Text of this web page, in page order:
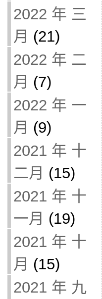
2022 年 三
月 (21)
2022 年 二
月 (7)
2022 年 一
月 (9)
2021 年 十
二月 (15)
2021 年 十
一月 (19)
2021 年 十
月 (15)
2021 年 九